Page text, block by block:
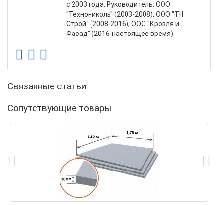
с 2003 года. Руководитель: ООО
"Технониколь" (2003-2008), ООО "ТН
Строй" (2008-2016), ООО "Кровля и
Фасад" (2016-настоящее время).
Связанные статьи
Сопутствующие товары